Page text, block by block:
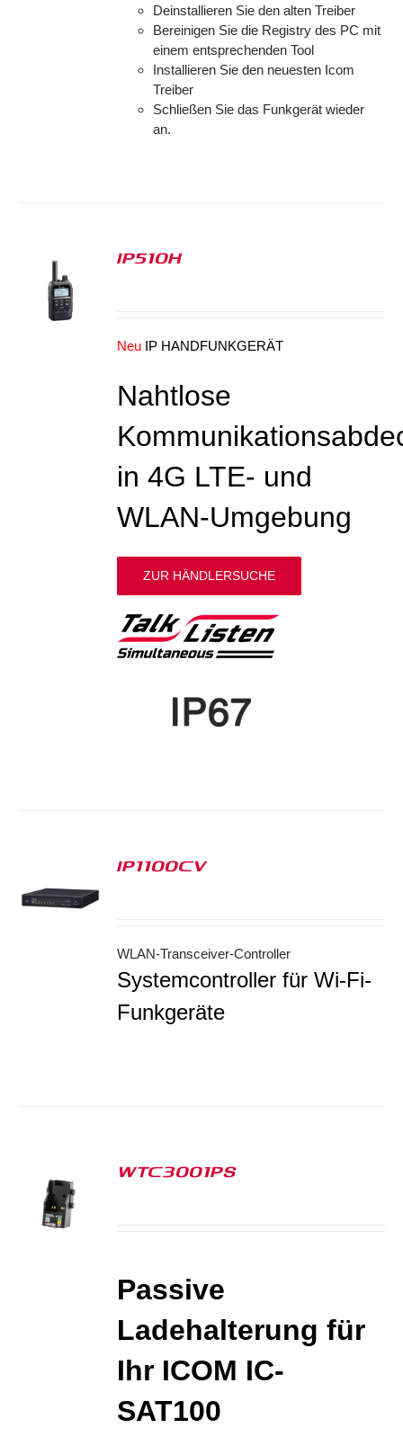
Deinstallieren Sie den alten Treiber
Bereinigen Sie die Registry des PC mit
einem entsprechenden Tool
Installieren Sie den neuesten Icom
Treiber
Schließen Sie das Funkgerät wieder
an.
IP510H
Neu IP HANDFUNKGERÄT
Nahtlose
in 4G LTE- und
WLAN-Umgebung
ZUR HÄNDLERSUCHE
IP1100CV
WLAN-Transceiver-Controller
Systemcontroller für Wi-Fi-
Funkgeräte
WTC3001PS
Passive
Ladehalterung für
Ihr ICOM IC-
SAT100